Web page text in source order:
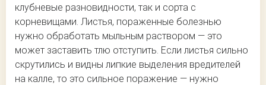
клубневые разновидности, так и сорта с
корневищами. Листья, пораженные болезнью
нужно обработать мыльным раствором — это
может заставить тлю отступить. Если листья сильно
скрутились и видны липкие выделения вредителей
на калле, то это сильное поражение — нужно